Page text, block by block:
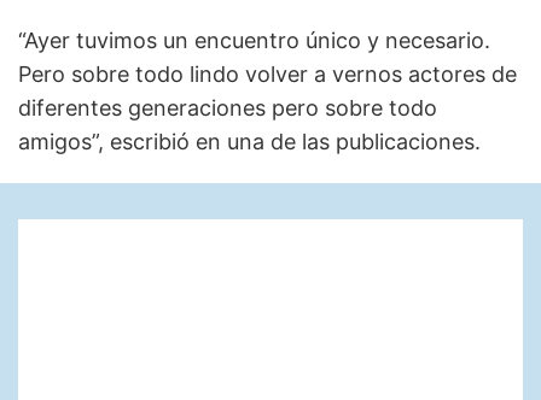
“Ayer tuvimos un encuentro único y necesario.
Pero sobre todo lindo volver a vernos actores de
diferentes generaciones pero sobre todo
amigos”, escribió en una de las publicaciones.